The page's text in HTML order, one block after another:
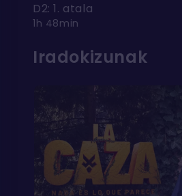
D2: 1. atala
1h 48min
Iradokizunak